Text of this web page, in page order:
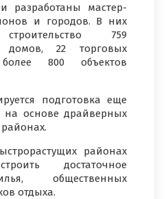
разработаны мастер-
и городов. В них
759
домов, 22 торговых
800 объектов
подготовка еще
на основе драйверных
районах
достаточное
общественных
отдыха.